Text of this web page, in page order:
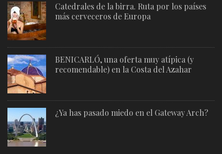
Catedrales de la birra. Ruta por los países
más cerveceros de Europa
BENICARLÓ, una oferta muy atípica (y
recomendable) en la Costa del Azahar
¿Ya has pasado miedo en el Gateway Arch?